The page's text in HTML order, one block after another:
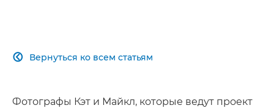
Вернуться ко всем статьям

Фотографы Кэт и Майкл, которые ведут проект